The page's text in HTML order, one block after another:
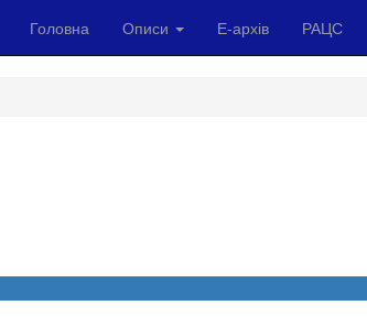
Головна Описи Е-архів РАЦС